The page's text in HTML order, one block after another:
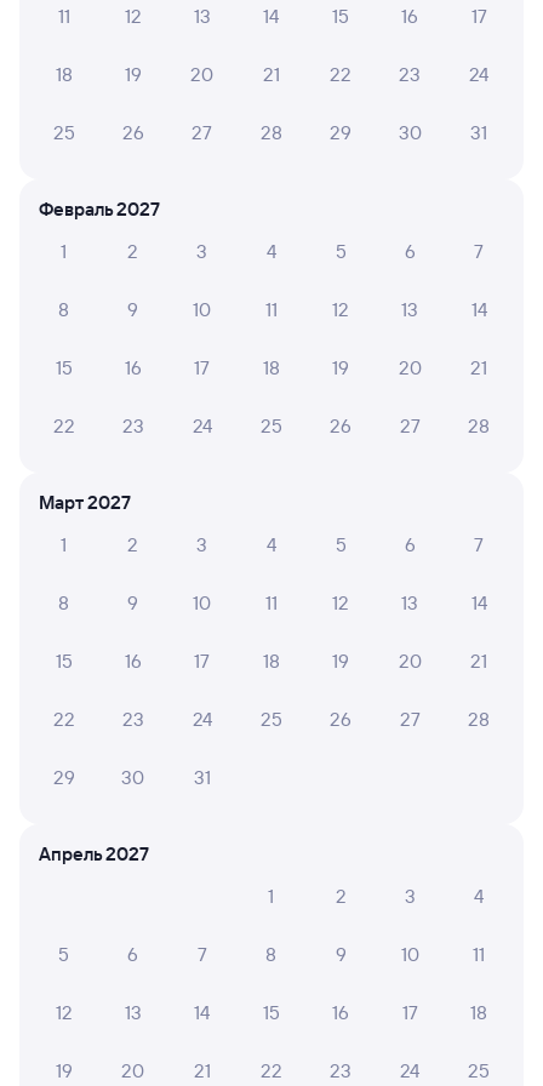
Отели
Расписание поездов до Сосновки
11 12 13 14 15 16 17
18 19 20 21 22 23 24
25 26 27 28 29 30 31
Февраль 2027
1
2 3 4 5 6 7
8 9 10 11 12 13 14
15 16 17 18 19 20 21
22 23 24 25 26 27 28
Март 2027
1
2 3 4 5 6 7
8 9 10 11 12 13 14
15 16 17 18 19 20 21
22 23 24 25 26 27 28
29 30 31
Апрель 2027
1
2 3 4
5 6 7 8 9 10 11
12 13 14 15 16 17 18
19 20 21 22 23 24 25